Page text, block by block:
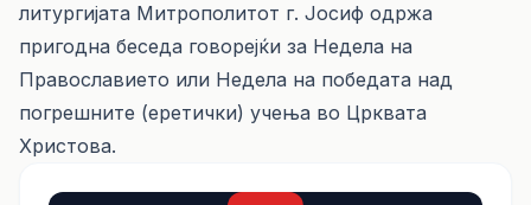
литургијата Митрополитот г. Јосиф одржа
пригодна беседа говорејќи за Недела на
Православието или Недела на победата над
погрешните (еретички) учења во Црквата
Христова.